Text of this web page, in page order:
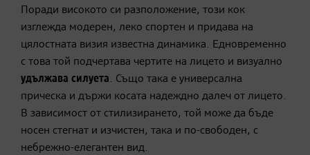
Поради високото си разположение, този кок
изглежда модерен, леко спортен и придава на
цялостната визия известна динамика. Едновременно
с това той подчертава чертите на лицето и визуално
удължава силуета. Също така е универсална
прическа и държи косата надеждно далеч от лицето.
В зависимост от стилизирането, той може да бъде
носен стегнат и изчистен, така и по-свободен, с
небрежно-елегантен вид.